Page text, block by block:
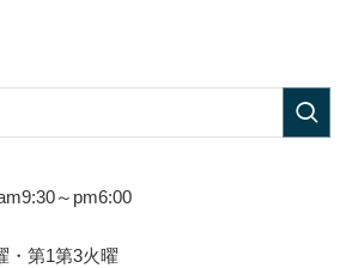
～pm6:00
・第1第3火曜